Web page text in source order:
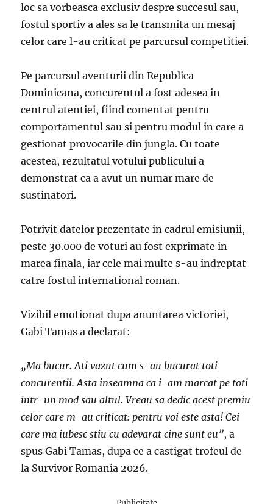
loc sa vorbeasca exclusiv despre succesul sau,
fostul sportiv a ales sa le transmita un mesaj
celor care l-au criticat pe parcursul competitiei.
Pe parcursul aventurii din Republica
Dominicana, concurentul a fost adesea in
centrul atentiei, fiind comentat pentru
comportamentul sau si pentru modul in care a
gestionat provocarile din jungla. Cu toate
acestea, rezultatul votului publicului a
demonstrat ca a avut un numar mare de
sustinatori.
Potrivit datelor prezentate in cadrul emisiunii,
peste 30.000 de voturi au fost exprimate in
marea finala, iar cele mai multe s-au indreptat
catre fostul international roman.
Vizibil emotionat dupa anuntarea victoriei,
Gabi Tamas a declarat:
„Ma bucur. Ati vazut cum s-au bucurat toti
concurentii. Asta inseamna ca i-am marcat pe toti
intr-un mod sau altul. Vreau sa dedic acest premiu
celor care m-au criticat: pentru voi este asta! Cei
care ma iubesc stiu cu adevarat cine sunt eu”, a
spus Gabi Tamas, dupa ce a castigat trofeul de
la Survivor Romania 2026.